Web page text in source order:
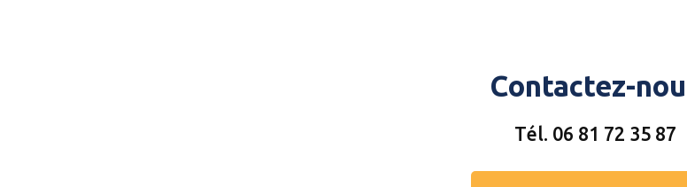
Contactez-
Tél. 06 81 72 35 87